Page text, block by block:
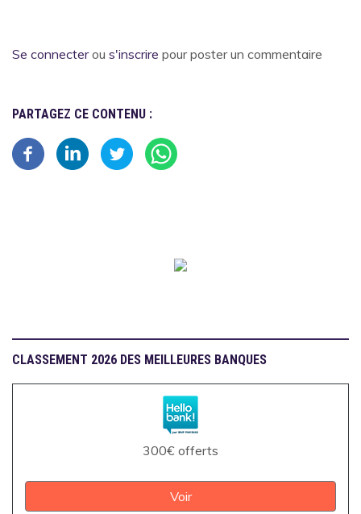
Se connecterou s'inscrire pour poster un commentaire
PARTAGEZ CE CONTENU :
CLASSEMENT 2026 DES MEILLEURES BANQUES
300€ offerts
Voir